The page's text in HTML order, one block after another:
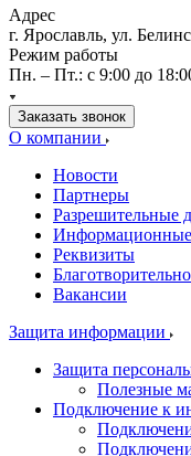
Адрес
г. Ярославль, ул.
Режим работы
Пн. – Пт.: с 9:00 до
Заказать звонок
О компании
Новости
Партнеры
Разрешительные
Реквизиты
Вакансии
Защита информации
Защита
Полезные
Подключение к